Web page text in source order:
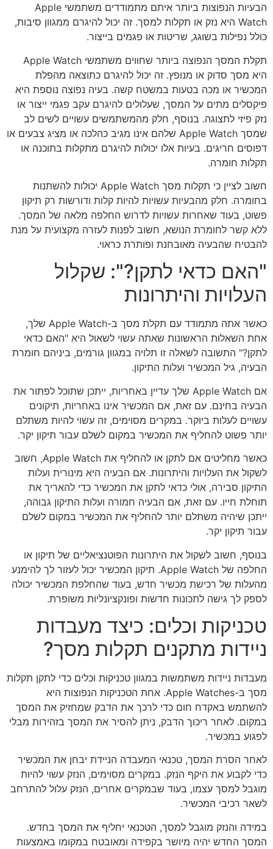
הבעיות הנפוצות ביותר איתם מתמודדים משתמשי Apple
Watch היא נזק או תקלות למסך. זה יכול להיגרם ממגוון סיבות,
כולל נפילות בשוגג, שריטות או פגמים בייצור.
תקלת המסך הנפוצה ביותר שחווים משתמשי Apple Watch
היא מסך סדוק או מנופץ. זה יכול להיגרם כתוצאה מהפלת
המכשיר או מכה בטעות במשטח קשה. בעיה נפוצה נוספת היא
פיקסלים מתים על המסך, שעלולים להיגרם עקב פגמי ייצור או
נזק פיזי לתצוגה. בנוסף, חלק מהמשתמשים עשויים לשים לב
שמסך Apple Watch שלהם אינו מגיב כהלכה או מציג צבעים או
דפוסים חריגים. בעיות אלו יכולות להיגרם מתקלות בתוכנה או
תקלות חומרה.
חשוב לציין כי תקלות מסך Apple Watch יכולות להשתנות
בחומרה. חלק מהבעיות עשויות להיות קלות ודורשות רק תיקון
פשוט, בעוד שאחרות עשויות לדרוש החלפה מלאה של המסך.
ללא קשר לחומרת הנושא, חשוב לפנות לעזרה מקצועית על מנת
להבטיח שהבעיה מאובחנת ופותרת כראוי.
"האם כדאי לתקן?": שקלול
העלויות והיתרונות
כאשר אתה מתמודד עם תקלת מסך ב-Apple Watch שלך,
אחת השאלות הראשונות שאתה עשוי לשאול היא "האם כדאי
לתקן?" התשובה לשאלה זו תלויה במגוון גורמים, ביניהם חומרת
הבעיה, גיל המכשיר ועלות התיקון.
אם Apple Watch שלך עדיין באחריות, ייתכן שתוכל לפתור את
הבעיה בחינם. עם זאת, אם המכשיר אינו באחריות, תיקונים
עשויים לעלות ביוקר. במקרים מסוימים, זה עשוי להיות משתלם
יותר פשוט להחליף את המכשיר במקום לשלם עבור תיקון יקר.
כאשר מחליטים אם לתקן או להחליף את Apple Watch, חשוב
לשקול את העלויות והיתרונות. אם הבעיה היא מינורית ועלות
התיקון סבירה, אולי כדאי לתקן את המכשיר כדי להאריך את
תוחלת חייו. עם זאת, אם הבעיה חמורה ועלות התיקון גבוהה,
ייתכן שיהיה משתלם יותר להחליף את המכשיר במקום לשלם
עבור תיקון יקר.
בנוסף, חשוב לשקול את היתרונות הפוטנציאליים של תיקון או
החלפה של Apple Watch. תיקון המכשיר יכול לעזור לך להימנע
מהעלות של רכישת מכשיר חדש, בעוד שהחלפת המכשיר יכולה
לספק לך גישה לתכונות חדשות ופונקציונליות משופרת.
טכניקות וכלים: כיצד מעבדות
ניידות מתקנים תקלות מסך?
מעבדות ניידות משתמשות במגוון טכניקות וכלים כדי לתקן תקלות
מסך ב-Apple Watches. אחת הטכניקות הנפוצות היא
להשתמש באקדח חום כדי לרכך את הדבק שמחזיק את המסך
במקום. לאחר ריכוך הדבק, ניתן להסיר את המסך בזהירות מבלי
לפגוע במכשיר.
לאחר הסרת המסך, טכנאי המעבדה הניידת יבחן את המכשיר
כדי לקבוע את היקף הנזק. במקרים מסוימים, הנזק עשוי להיות
מוגבל למסך עצמו, בעוד שבמקרים אחרים, הנזק עלול להתרחב
לשאר רכיבי המכשיר.
במידה והנזק מוגבל למסך, הטכנאי יחליף את המסך בחדש.
המסך החדש יהיה מיושר בקפידה ומאובטח במקומו באמצעות